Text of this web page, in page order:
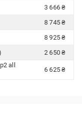
3 666 ₴
8 745 ₴
8 925 ₴
2 650 ₴
all
6 625 ₴